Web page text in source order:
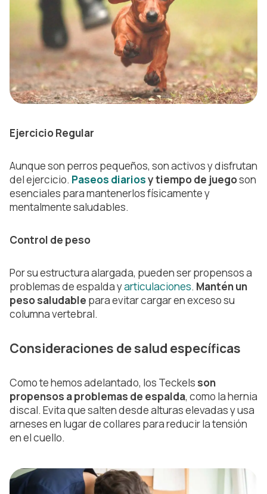
Ejercicio Regular
Aunque son perros pequeños, son activos y disfrutan
del ejercicio. Paseos diariosy tiempo de juegoson
esenciales para mantenerlos físicamente y
mentalmente saludables.
Control de peso
Por su estructura alargada, pueden ser propensos a
problemas de espalda yarticulaciones. Mantén un
peso saludable para evitar cargar en exceso su
columna vertebral.
Consideraciones de salud específicas
Como te hemos adelantado, los Teckels son
propensos a problemas de espalda, como la hernia
discal. Evita que salten desde alturas elevadas y usa
arneses en lugar de collares para reducir la tensión
en el cuello.